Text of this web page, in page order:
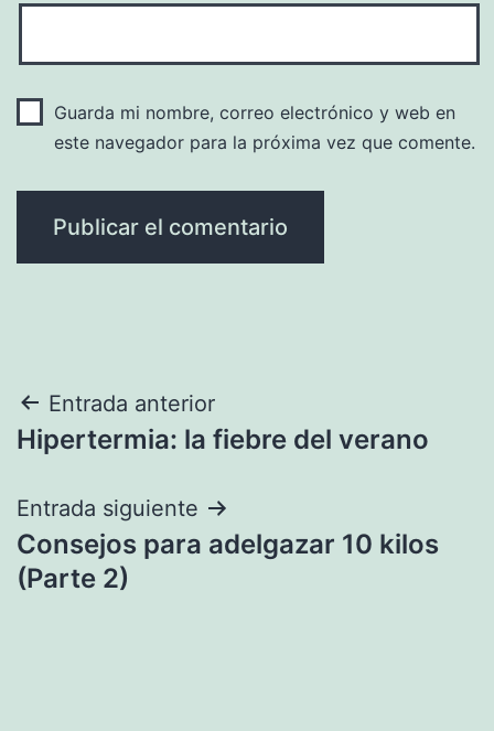
Guarda mi nombre, correo electrónico y web en
este navegador para la próxima vez que comente.
Navegación
de
entradas
Entrada anterior
Hipertermia: la fiebre del verano
Entrada siguiente
Consejos para adelgazar 10 kilos
(Parte 2)